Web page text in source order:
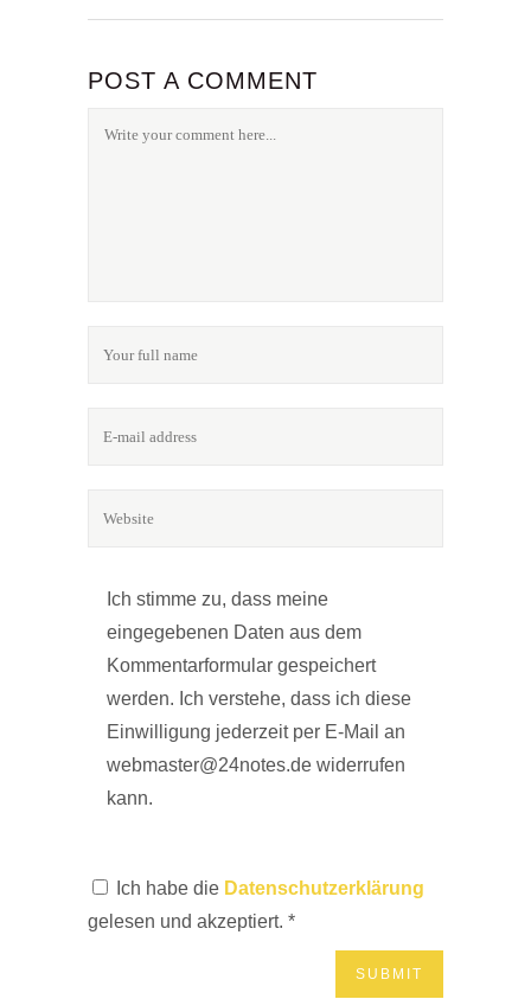
POST A COMMENT
Ich stimme zu, dass meine
eingegebenen Daten aus dem
Kommentarformular gespeichert
werden. Ich verstehe, dass ich diese
Einwilligung jederzeit per E-Mail an
webmaster@24notes.de widerrufen
kann.
Ich habe die Datenschutzerklärung
gelesen und akzeptiert. *